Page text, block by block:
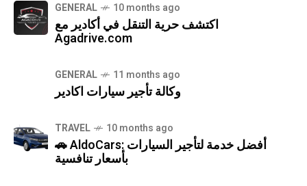
GENERAL 10 months ago
اكتشف حرية التنقل في أكادير مع
Agadrive.com
GENERAL 11 months ago
وكالة تأجير سيارات اكادير
TRAVEL 10 months ago
🚗 AldoCars: أفضل خدمة لتأجير السيارات
بأسعار تنافسية